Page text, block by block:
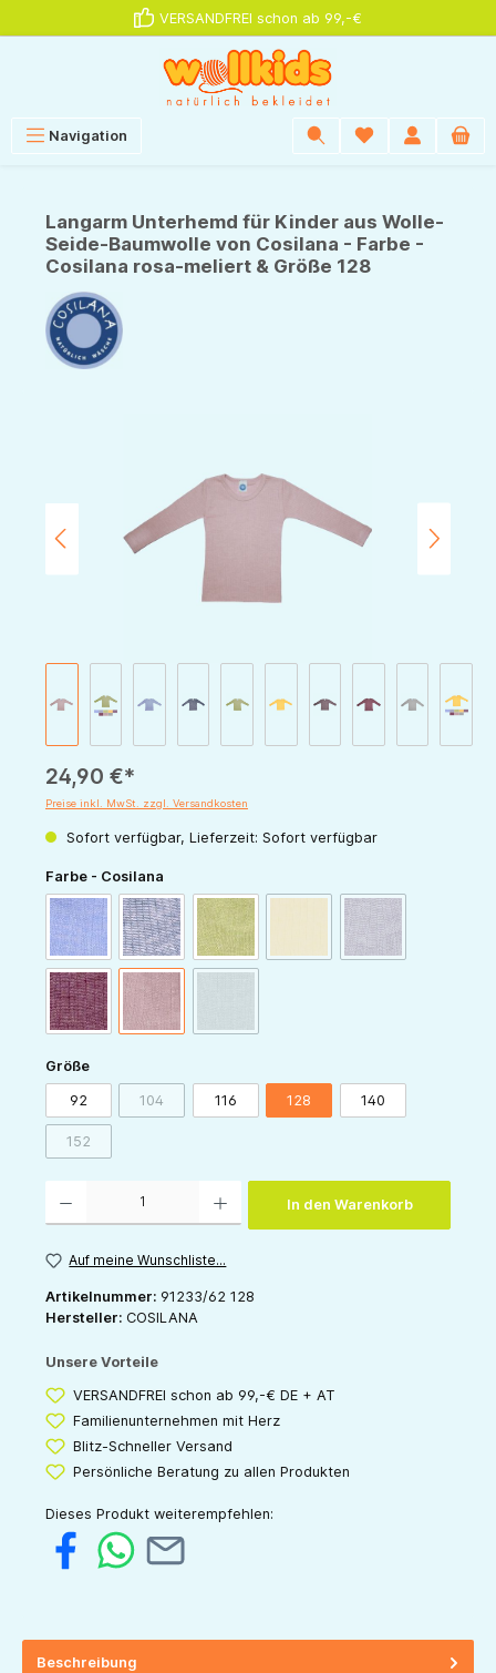
VERSANDFREI schon ab 99,-€
Navigation
Langarm Unterhemd für Kinder aus Wolle-
Seide-Baumwolle von Cosilana - Farbe -
Cosilana rosa-meliert & Größe 128
24,90 €*
Preise inkl. MwSt. zzgl. Versandkosten
Sofort verfügbar, Lieferzeit: Sofort verfügbar
Farbe - Cosilana
blau-meliertmarine-meliertgrün-meliert gelb-meliert
(Diese Option ist zurzeit nicht
pflaume-meliert
(Diese Option ist
weinrot-meliertrosa-meliert
Größeauswählen
92 104(Diese Option ist zurzeit nicht verfügbar.)
116 128 140
152(Diese Option ist zurzeit nicht verfügbar.)
In den Warenkorb
Auf meine Wunschliste...
Artikelnummer: 91233/62 128
Hersteller: COSILANA
Unsere Vorteile
VERSANDFREI schon ab 99,-€ DE + AT
Familienunternehmen mit Herz
Blitz-Schneller Versand
Persönliche Beratung zu allen Produkten
Dieses Produkt weiterempfehlen:
Beschreibung